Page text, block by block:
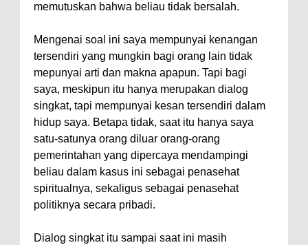
memutuskan bahwa beliau tidak bersalah.
Mengenai soal ini saya mempunyai kenangan
tersendiri yang mungkin bagi orang lain tidak
mepunyai arti dan makna apapun. Tapi bagi
saya, meskipun itu hanya merupakan dialog
singkat, tapi mempunyai kesan tersendiri dalam
hidup saya. Betapa tidak, saat itu hanya saya
satu-satunya orang diluar orang-orang
pemerintahan yang dipercaya mendampingi
beliau dalam kasus ini sebagai penasehat
spiritualnya, sekaligus sebagai penasehat
politiknya secara pribadi.
Dialog singkat itu sampai saat ini masih